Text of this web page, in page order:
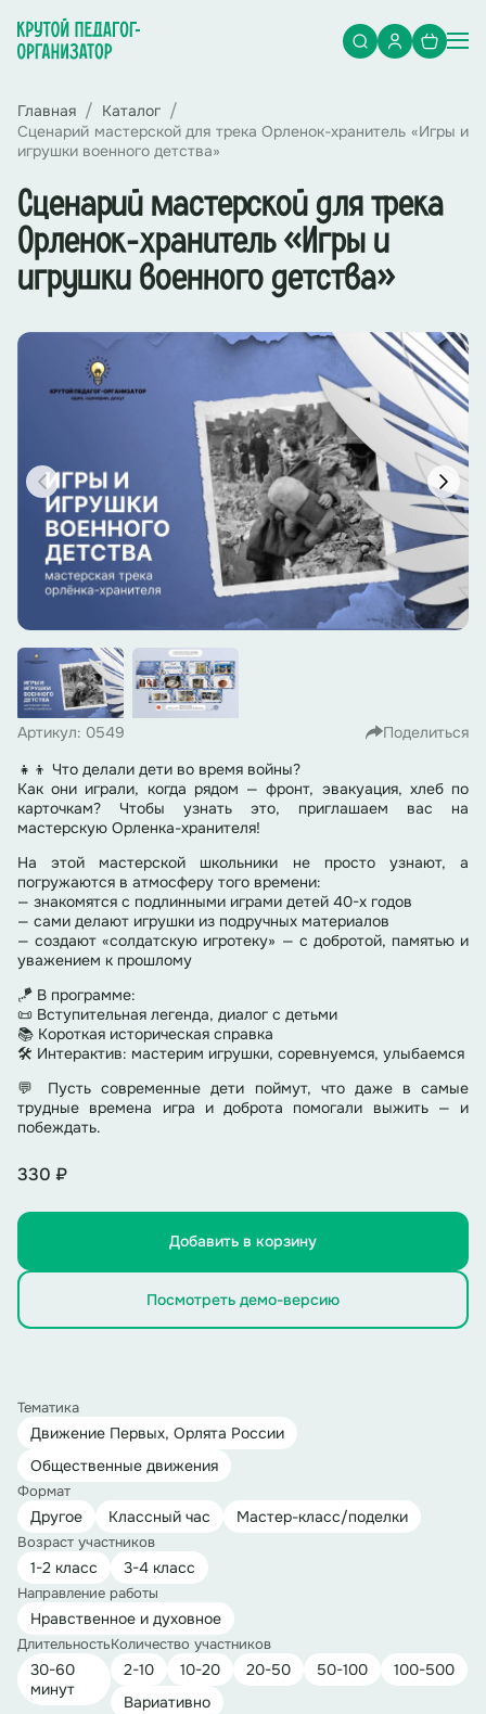
Главная
Каталог
Сценарий мастерской для трека Орленок-хранитель «Игры и
игрушки военного детства»
Сценарий мастерской для трека
Орленок-хранитель «Игры и
игрушки военного детства»
Артикул: 0549
Поделиться
👧👦 Что делали дети во время войны?
Как они играли, когда рядом — фронт, эвакуация, хлеб по
карточкам? Чтобы узнать это, приглашаем вас на
мастерскую Орленка-хранителя!
На этой мастерской школьники не просто узнают, а
погружаются в атмосферу того времени:
— знакомятся с подлинными играми детей 40-х годов
— сами делают игрушки из подручных материалов
— создают «солдатскую игротеку» — с добротой, памятью и
уважением к прошлому
🪁 В программе:
📜 Вступительная легенда, диалог с детьми
📚 Короткая историческая справка
🛠 Интерактив: мастерим игрушки, соревнуемся, улыбаемся
💬 Пусть современные дети поймут, что даже в самые
трудные времена игра и доброта помогали выжить — и
побеждать.
330 ₽
Добавить в корзину
Посмотреть демо-версию
Тематика
Движение Первых, Орлята России
Общественные движения
Формат
Другое Классный час Мастер-класс/поделки
Возраст участников
1-2 класс 3-4 класс
Направление работы
Нравственное и духовное
Длительность
30-60
минут
Количество участников
2-10 10-20 20-50 50-100
100-500
Вариативно